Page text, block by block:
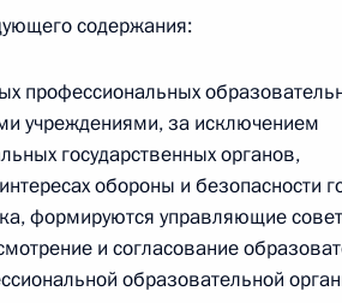
г. № 251-ФЗ
Федерации и статьи 31 и
содержания:
профессиональных
учреждениями, за исключением
государственных органов,
обороны и безопасности
формируются управляющие
и согласование
образовательной